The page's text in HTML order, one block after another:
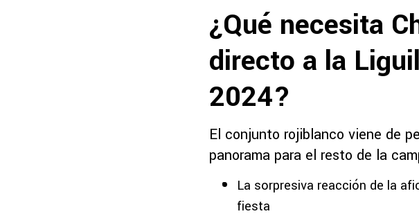
¿Qué necesita
directo a la
2024?
El conjunto rojiblanco viene de
panorama para el resto de la
La sorpresiva reacción de la
fiesta